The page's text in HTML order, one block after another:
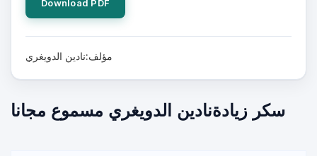
Download PDF
مؤلف:نادين الدويغري
سكر زيادةنادين الدويغري مسموع مجانا